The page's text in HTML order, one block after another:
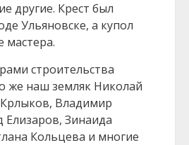
другие. Крест был
Ульяновске, а купол
мастера.
строительства
же наш земляк Николай
Владимир
Зинаида
Кольцева и многие